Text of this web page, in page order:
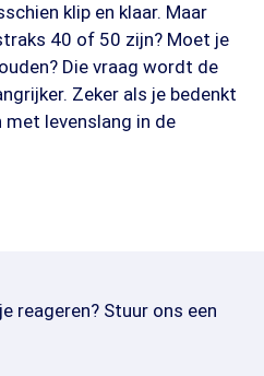
klip en klaar. Maar
40 of 50 zijn? Moet je
Die vraag wordt de
Zeker als je bedenkt
levenslang in de
reageren? Stuur ons een